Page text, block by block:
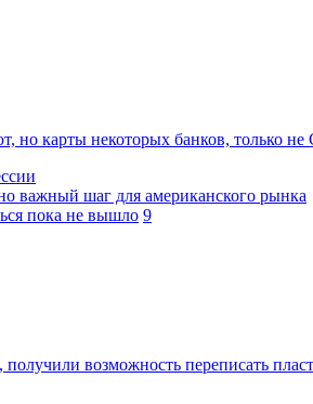
карты некоторых банков, только
важный шаг для американского рынка
пока не вышло 9
возможность переписать